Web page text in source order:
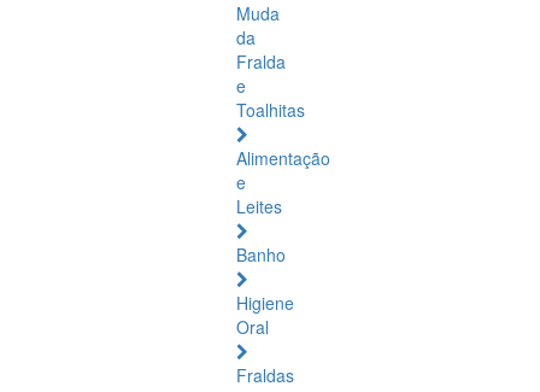
Muda
da
Fralda
e
Toalhitas
Alimentação
e
Leites
Banho
Higiene
Oral
Fraldas